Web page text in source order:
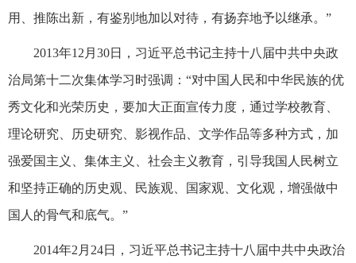
用、推陈出新，有鉴别地加以对待，有扬弃地予以继承。”
2013年12月30日，习近平总书记主持十八届中共中央政
治局第十二次集体学习时强调：“对中国人民和中华民族的优
秀文化和光荣历史，要加大正面宣传力度，通过学校教育、
理论研究、历史研究、影视作品、文学作品等多种方式，加
强爱国主义、集体主义、社会主义教育，引导我国人民树立
和坚持正确的历史观、民族观、国家观、文化观，增强做中
国人的骨气和底气。”
2014年2月24日，习近平总书记主持十八届中共中央政治